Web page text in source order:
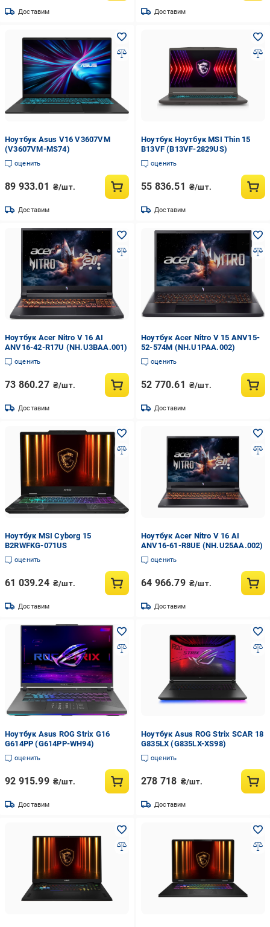
Доставим Доставим
Ноутбук Asus V16 V3607VM
(V3607VM-MS74)
оценить
89 933.01 ₴/шт.
Доставим
Ноутбук Ноутбук MSI Thin 15
B13VF (B13VF-2829US)
оценить
55 836.51 ₴/шт.
Доставим
Ноутбук Acer Nitro V 16 AI
ANV16-42-R17U (NH.U3BAA.001)
оценить
73 860.27 ₴/шт.
Доставим
Ноутбук Acer Nitro V 15 ANV15-
52-574M (NH.U1PAA.002)
оценить
52 770.61 ₴/шт.
Доставим
Ноутбук MSI Cyborg 15
B2RWFKG-071US
оценить
61 039.24 ₴/шт.
Доставим
Ноутбук Acer Nitro V 16 AI
ANV16-61-R8UE (NH.U25AA.002)
оценить
64 966.79 ₴/шт.
Доставим
Ноутбук Asus ROG Strix G16
G614PP (G614PP-WH94)
оценить
92 915.99 ₴/шт.
Доставим
Ноутбук Asus ROG Strix SCAR 18
G835LX (G835LX-XS98)
оценить
278 718 ₴/шт.
Доставим